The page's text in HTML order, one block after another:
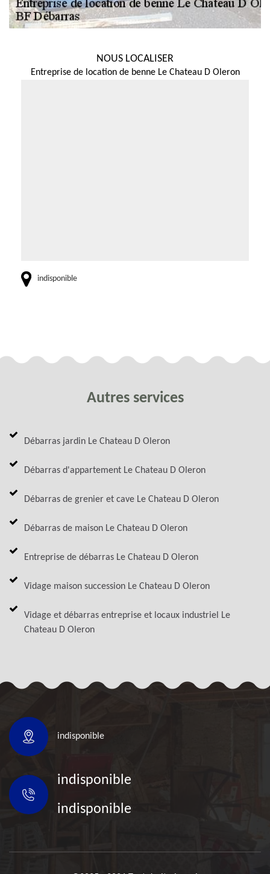
NOUS LOCALISER
Entreprise de location de benne Le Chateau D Oleron
indisponible
Autres services
Débarras jardin Le Chateau D Oleron
Débarras d'appartement Le Chateau D Oleron
Débarras de grenier et cave Le Chateau D Oleron
Débarras de maison Le Chateau D Oleron
Entreprise de débarras Le Chateau D Oleron
Vidage maison succession Le Chateau D Oleron
Vidage et débarras entreprise et locaux industriel Le
Chateau D Oleron
indisponible
indisponible
indisponible